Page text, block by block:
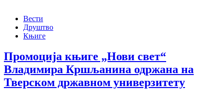
Вести
Друштво
Књиге
Промоција књиге „Нови свет“
Владимира Кршљанина одржана на
Тверском државном универзитету